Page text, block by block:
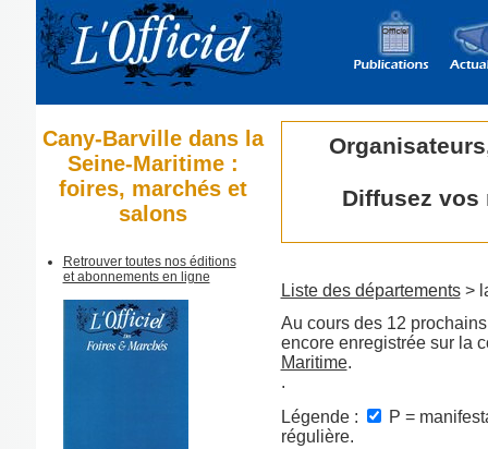
Cany-Barville dans la
Seine-Maritime :
foires, marchés et
salons
Retrouver toutes nos éditions
et abonnements en ligne
Diffusez vos
Liste des départements>
Au cours des 12
encore enregistrée sur la
Maritime.
.
Légende :
P =
régulière.